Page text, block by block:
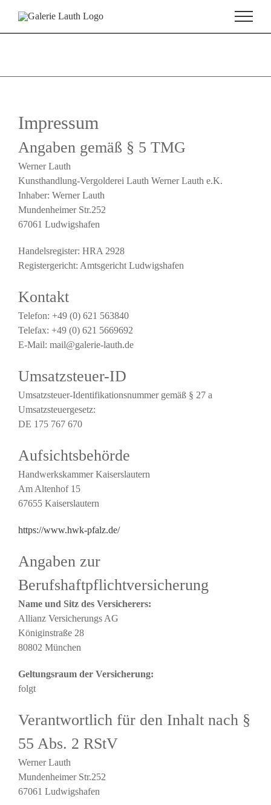
Inhalt
springen
Impressum
Angaben gemäß § 5 TMG
Werner Lauth
Kunsthandlung-Vergolderei Lauth Werner Lauth e.K.
Inhaber: Werner Lauth
Mundenheimer Str.252
67061 Ludwigshafen
Handelsregister: HRA 2928
Registergericht: Amtsgericht Ludwigshafen
Kontakt
Telefon: +49 (0) 621 563840
Telefax: +49 (0) 621 5669692
E-Mail: mail@galerie-lauth.de
Umsatzsteuer-ID
Umsatzsteuer-Identifikationsnummer gemäß § 27 a
Umsatzsteuergesetz:
DE 175 767 670
Aufsichtsbehörde
Handwerkskammer Kaiserslautern
Am Altenhof 15
67655 Kaiserslautern
https://www.hwk-pfalz.de/
Angaben zur
Berufshaftpflichtversicherung
Name und Sitz des Versicherers:
Allianz Versicherungs AG
Königinstraße 28
80802 München
Geltungsraum der Versicherung:
folgt
Verantwortlich für den Inhalt nach §
55 Abs. 2 RStV
Werner Lauth
Mundenheimer Str.252
67061 Ludwigshafen